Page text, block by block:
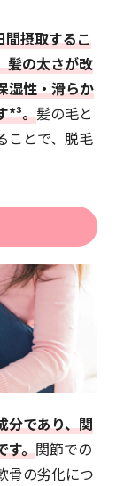
間摂取するこ
髪の太さが改
湿性・滑らか
*³。髪の毛と
ことで、脱毛
分であり、関
す。関節での
骨の劣化につ